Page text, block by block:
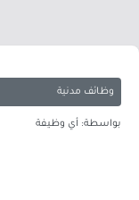
وظائف مدنية
بواسطة: أي وظيفة